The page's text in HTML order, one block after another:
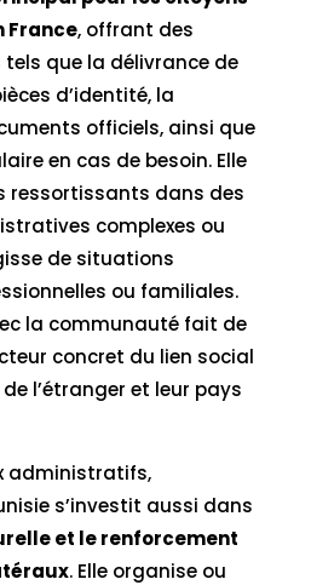
France, offrant des
tels que la délivrance de
d’identité, la
officiels, ainsi que
en cas de besoin. Elle
ressortissants dans des
complexes ou
de situations
ou familiales.
la communauté fait de
concret du lien social
l’étranger et leur pays
administratifs,
s’investit aussi dans
et le renforcement
. Elle organise ou